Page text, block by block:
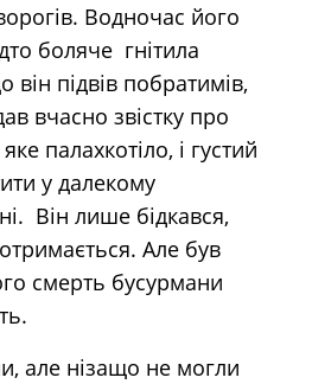
Водночас його
боляче гнітила
підвів побратимів,
вчасно звістку про
палахкотіло, і густий
у далекому
Він лише бідкався,
Але був
смерть бусурмани
але нізащо не могли